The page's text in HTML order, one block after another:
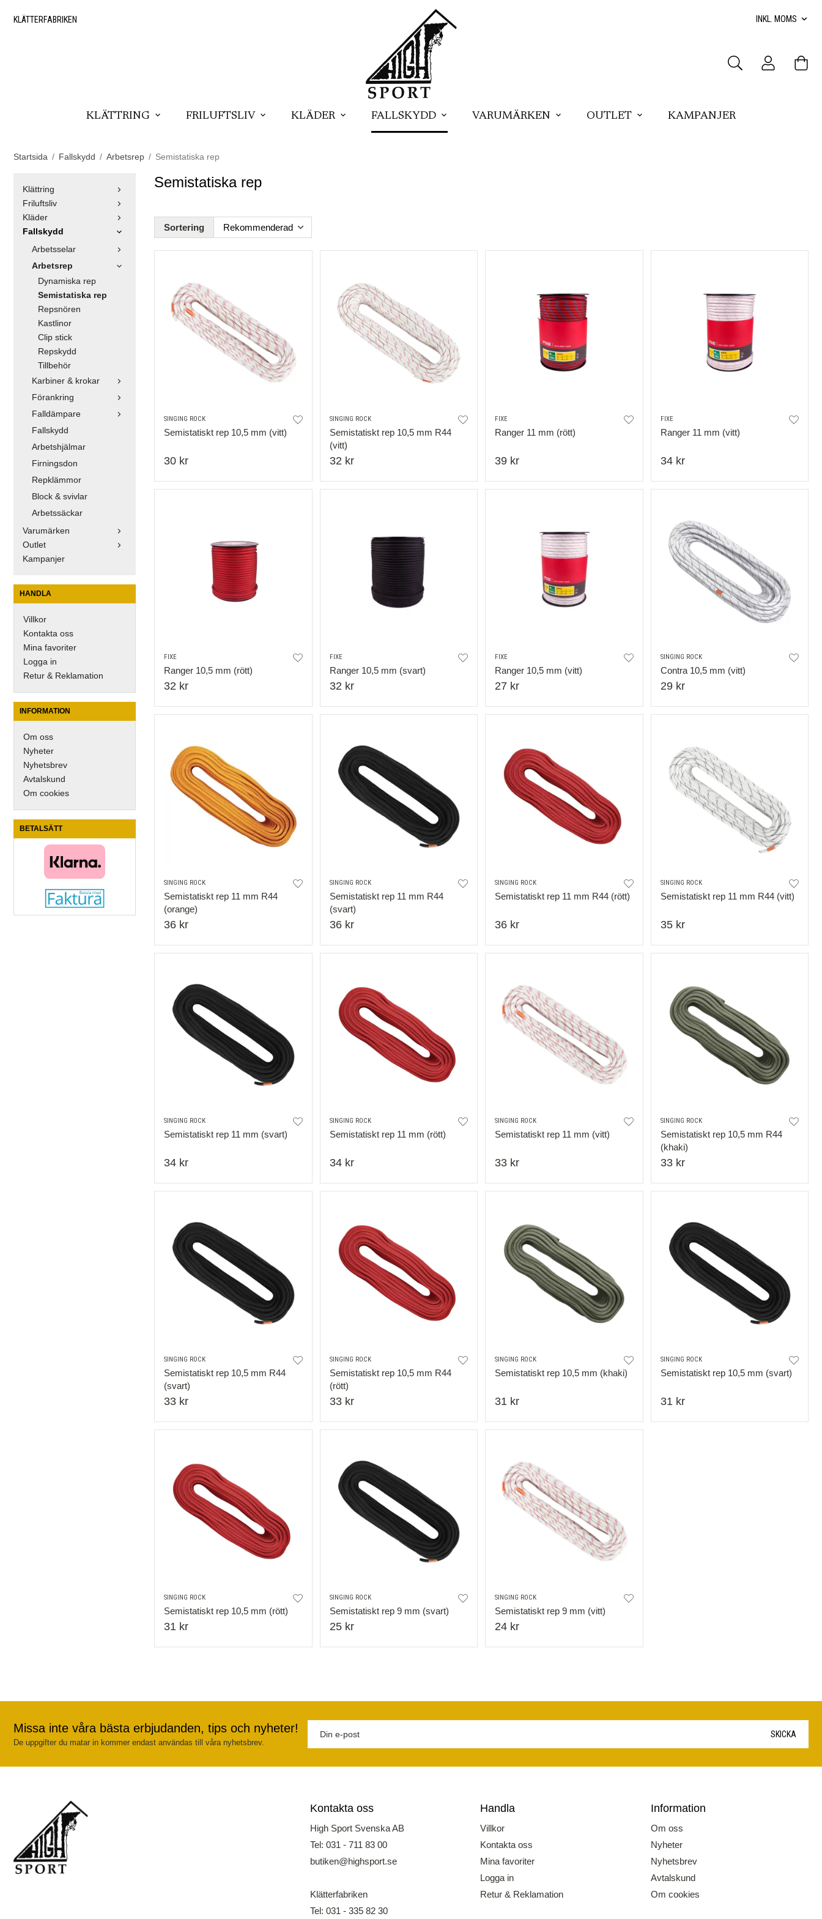
KLÄTTERFABRIKEN
KLÄTTRING FRILUFTSLIV KLÄDER FALLSKYDD VARUMÄRKEN OUTLET KAMPANJER
Startsida / Fallskydd / Arbetsrep / Semistatiska rep
Klättring
Friluftsliv
Kläder
Fallskydd
Arbetsselar
Arbetsrep
Dynamiska rep
Semistatiska rep
Repsnören
Kastlinor
Clip stick
Repskydd
Tillbehör
Karbiner & krokar
Förankring
Falldämpare
Fallskydd
Arbetshjälmar
Firningsdon
Repklämmor
Block & svivlar
Arbetssäckar
Varumärken
Outlet
Kampanjer
HANDLA
Villkor
Kontakta oss
Mina favoriter
Logga in
Retur & Reklamation
INFORMATION
Om oss
Nyheter
Nyhetsbrev
Avtalskund
Om cookies
BETALSÄTT
Semistatiska rep
Sortering
SINGING ROCK
Semistatiskt rep 10,5 mm (vitt)
30 kr
SINGING ROCK
Semistatiskt rep 10,5 mm R44
(vitt)
32 kr
FIXE
Ranger 11 mm (rött)
39 kr
FIXE
Ranger 11 mm (vitt)
34 kr
FIXE
Ranger 10,5 mm (rött)
32 kr
FIXE
Ranger 10,5 mm (svart)
32 kr
FIXE
Ranger 10,5 mm (vitt)
27 kr
SINGING ROCK
Contra 10,5 mm (vitt)
29 kr
SINGING ROCK
Semistatiskt rep 11 mm R44
(orange)
36 kr
SINGING ROCK
Semistatiskt rep 11 mm R44
(svart)
36 kr
SINGING ROCK
Semistatiskt rep 11 mm R44 (rött)
36 kr
SINGING ROCK
Semistatiskt rep 11 mm R44 (vitt)
35 kr
SINGING ROCK
Semistatiskt rep 11 mm (svart)
34 kr
SINGING ROCK
Semistatiskt rep 11 mm (rött)
34 kr
SINGING ROCK
Semistatiskt rep 11 mm (vitt)
33 kr
SINGING ROCK
Semistatiskt rep 10,5 mm R44
(khaki)
33 kr
SINGING ROCK
Semistatiskt rep 10,5 mm R44
(svart)
33 kr
SINGING ROCK
Semistatiskt rep 10,5 mm R44
(rött)
33 kr
SINGING ROCK
Semistatiskt rep 10,5 mm (khaki)
31 kr
SINGING ROCK
Semistatiskt rep 10,5 mm (svart)
31 kr
SINGING ROCK
Semistatiskt rep 10,5 mm (rött)
31 kr
SINGING ROCK
Semistatiskt rep 9 mm (svart)
25 kr
SINGING ROCK
Semistatiskt rep 9 mm (vitt)
24 kr
Missa inte våra bästa erbjudanden, tips och nyheter!
De uppgifter du matar in kommer endast användas till våra nyhetsbrev.
SKICKA
Kontakta oss
High Sport Svenska AB
Tel: 031 - 711 83 00
butiken@highsport.se
Klätterfabriken
Tel: 031 - 335 82 30
Handla
Villkor
Kontakta oss
Mina favoriter
Logga in
Retur & Reklamation
Information
Om oss
Nyheter
Nyhetsbrev
Avtalskund
Om cookies